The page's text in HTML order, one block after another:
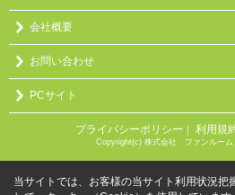
会社概要
お問い合わせ
PCサイト
プライバシーポリシー ｜ 利用規
Copyright(c) 株式会社 ファンルーム
当サイトでは、お客様の当サイト利用状況把